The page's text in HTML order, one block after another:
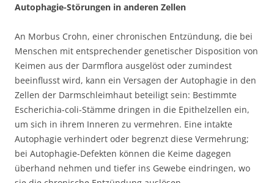
Autophagie-Störungen in anderen Zellen
An Morbus Crohn, einer chronischen Entzündung, die bei
Menschen mit entsprechender genetischer Disposition von
Keimen aus der Darmflora ausgelöst oder zumindest
beeinflusst wird, kann ein Versagen der Autophagie in den
Zellen der Darmschleimhaut beteiligt sein: Bestimmte
Escherichia-coli-Stämme dringen in die Epithelzellen ein,
um sich in ihrem Inneren zu vermehren. Eine intakte
Autophagie verhindert oder begrenzt diese Vermehrung;
bei Autophagie-Defekten können die Keime dagegen
überhand nehmen und tiefer ins Gewebe eindringen, wo